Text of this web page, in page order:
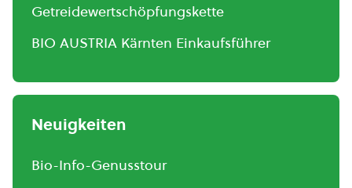
Getreidewertschöpfungskette
BIO AUSTRIA Kärnten Einkaufsführer
Neuigkeiten
Bio-Info-Genusstour